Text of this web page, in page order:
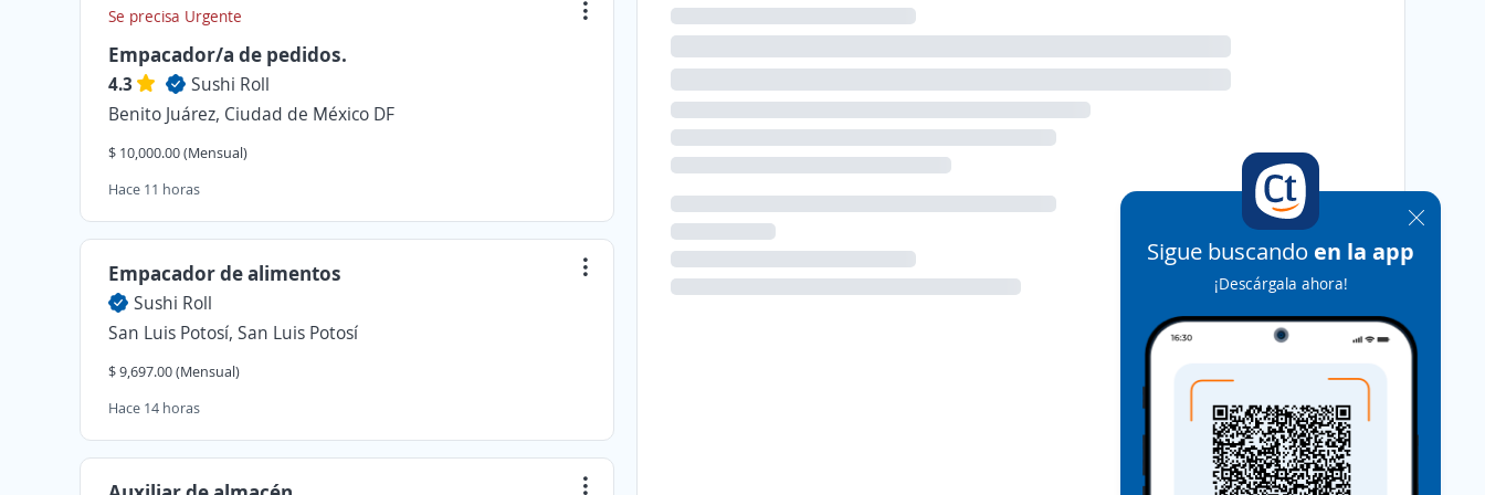
Se precisa Urgente
Empacador/a de pedidos.
4.3
Sushi Roll
Benito Juárez, Ciudad de México DF
$ 10,000.00 (Mensual)
Hace 11 horas
Empacador de alimentos
Sushi Roll
San Luis Potosí, San Luis Potosí
$ 9,697.00 (Mensual)
Hace 14 horas
Sigue buscando en la app
¡Descárgala ahora!